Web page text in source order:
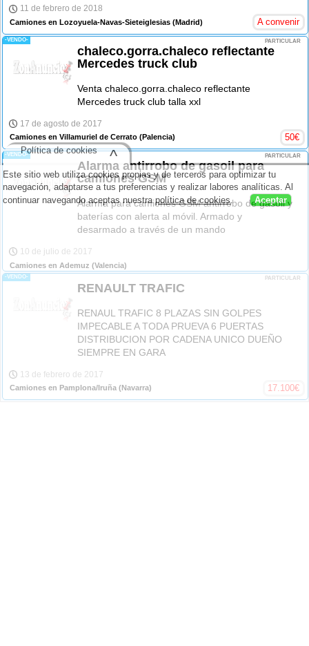
11 de febrero de 2018
Camiones en Lozoyuela-Navas-Sieteiglesias (Madrid) A convenir
-VENDO- PARTICULAR
chaleco.gorra.chaleco reflectante
Mercedes truck club
Venta chaleco.gorra.chaleco reflectante
Mercedes truck club talla xxl
17 de agosto de 2017
Camiones en Villamuriel de Cerrato (Palencia) 50€
-VENDO- PARTICULAR
Alarma antirrobo de gasoil para
camiones GSM
Alarma para camiones GSM antirrobo de gasoil y
baterías con alerta al móvil. Armado y
desarmado a través de un mando
10 de julio de 2017
Camiones en Ademuz (Valencia)
-VENDO- PARTICULAR
RENAULT TRAFIC
RENAUL TRAFIC 8 PLAZAS SIN GOLPES
IMPECABLE A TODA PRUEVA 6 PUERTAS
DISTRIBUCION POR CADENA UNICO DUEÑO
SIEMPRE EN GARA
13 de febrero de 2017
Camiones en Pamplona/Iruña (Navarra) 17.100€
Este sitio web utiliza cookies propias y de terceros para optimizar tu
navegación, adaptarse a tus preferencias y realizar labores analíticas. Al
continuar navegando aceptas nuestrapolítica de cookies. Aceptar
Política de cookies ^